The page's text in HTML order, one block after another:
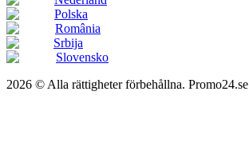
Polska
România
Srbija
Slovensko
2026 © Alla rättigheter förbehållna. Promo24.se